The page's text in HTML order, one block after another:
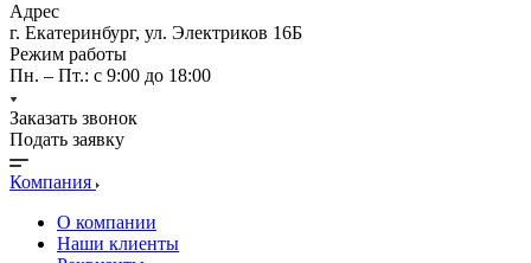
Адрес
г. Екатеринбург, ул. Электриков 16Б
Режим работы
Пн. – Пт.: с 9:00 до 18:00
Заказать звонок
Подать заявку
Компания
О компании
Наши клиенты